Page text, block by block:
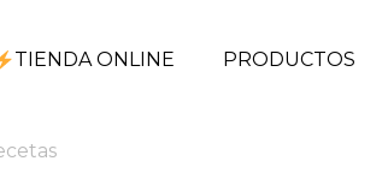
TIENDA ONLINE PRODUCTOS